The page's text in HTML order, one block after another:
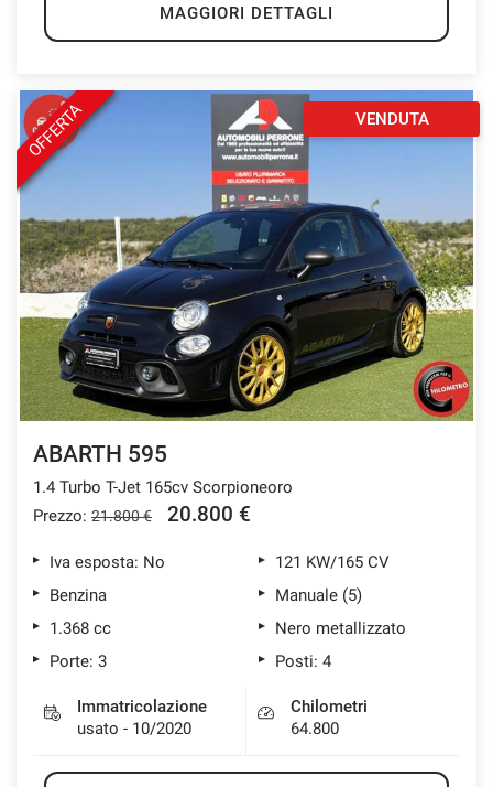
MAGGIORI DETTAGLI
OFFERTA VENDUTA
ABARTH 595
1.4 Turbo T-Jet 165cv Scorpioneoro
Prezzo: 21.800 € 20.800 €
Iva esposta: No
121 KW/165 CV
Benzina
Manuale (5)
1.368 cc
Nero metallizzato
Porte: 3
Posti: 4
Immatricolazione
usato - 10/2020
Chilometri
64.800
questi
tracciamento
si
rimanda
alla
cookie
Puoi
rivedere
e
modificare
le
tue
scelte
in
qualsiasi
momento.
Cookie necessari
Cookie delle preferenze
Cookie per il miglioramento dell'esperienza utente